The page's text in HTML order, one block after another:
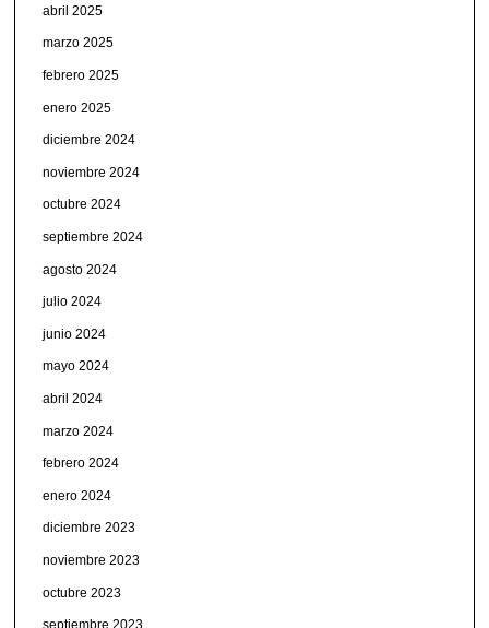
abril 2025
marzo 2025
febrero 2025
enero 2025
diciembre 2024
noviembre 2024
octubre 2024
septiembre 2024
agosto 2024
julio 2024
junio 2024
mayo 2024
abril 2024
marzo 2024
febrero 2024
enero 2024
diciembre 2023
noviembre 2023
octubre 2023
septiembre 2023